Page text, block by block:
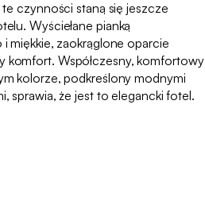
czynności staną się jeszcze
Wyściełane pianką
miękkie, zaokrąglone oparcie
komfort. Współczesny, komfortowy
kolorze, podkreślony modnymi
sprawia, że jest to elegancki fotel.